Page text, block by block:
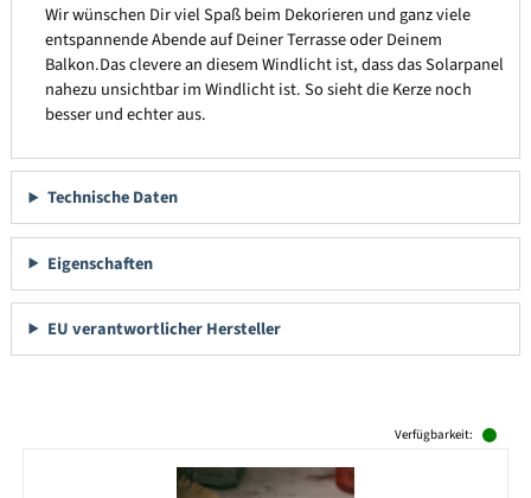
Wir wünschen Dir viel Spaß beim Dekorieren und ganz viele
entspannende Abende auf Deiner Terrasse oder Deinem
Balkon.Das clevere an diesem Windlicht ist, dass das Solarpanel
nahezu unsichtbar im Windlicht ist. So sieht die Kerze noch
besser und echter aus.
Technische Daten
Eigenschaften
EU verantwortlicher Hersteller
Verfügbarkeit: